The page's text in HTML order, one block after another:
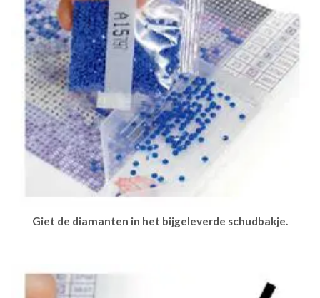
Giet de diamanten in het bijgeleverde schudbakje.